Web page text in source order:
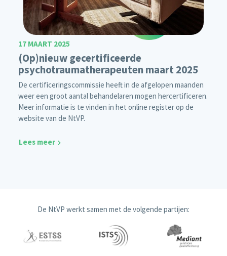
17 MAART 2025
(Op)nieuw gecertificeerde
psychotraumatherapeuten maart 2025
De certificeringscommissie heeft in de afgelopen maanden
weer een groot aantal behandelaren mogen hercertificeren.
Meer informatie is te vinden in het online register op de
website van de NtVP.
Lees meer
De NtVP werkt samen met de volgende partijen: